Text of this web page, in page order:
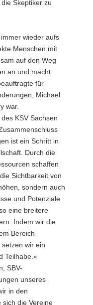
Skeptiker zu
wieder aufs
Menschen mit
auf den Weg
an und macht
für
Michael
war.
KSV Sachsen
ist ein Schritt in
Durch die
schaffen
Sichtbarkeit von
sondern auch
und Potenziale
eine breitere
Indem wir die
Bereich
wir ein
Teilhabe.«
SBV-
unseres
in den
die Vereine